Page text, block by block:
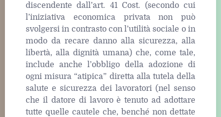
discendente dall’art. 41 Cost. (secondo cui
l’iniziativa economica privata non può
svolgersi in contrasto con l’utilità sociale o in
modo da recare danno alla sicurezza, alla
libertà, alla dignità umana) che, come tale,
include anche l’obbligo della adozione di
ogni misura “atipica” diretta alla tutela della
salute e sicurezza dei lavoratori (nel senso
che il datore di lavoro è tenuto ad adottare
tutte quelle cautele che, benché non dettate